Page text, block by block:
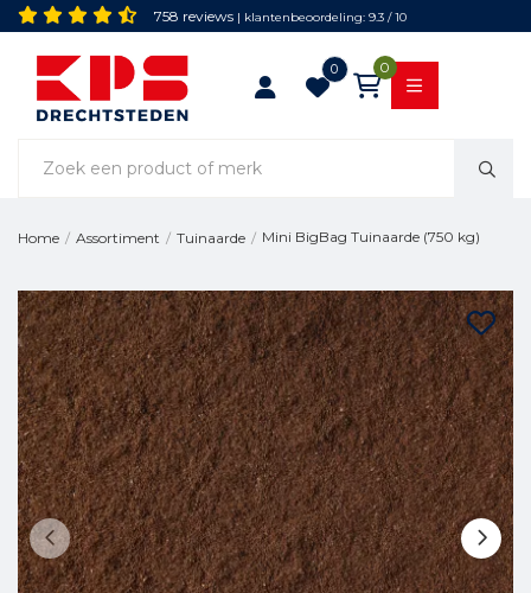
758 reviews | klantenbeoordeling: 9.3 / 10
0 0
Home / Assortiment / Tuinaarde / Mini BigBag Tuinaarde (750 kg)